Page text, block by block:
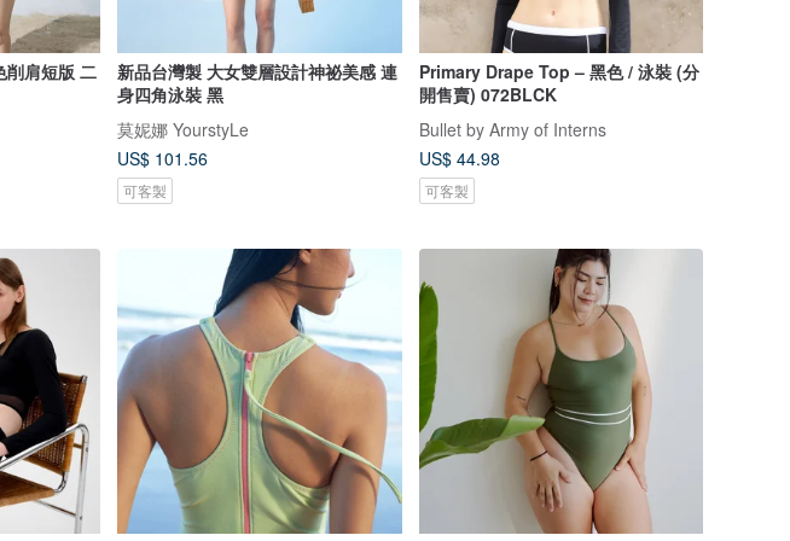
削肩短版 二
新品台灣製 大女雙層設計神祕美感 連
身四角泳裝 黑
莫妮娜 YourstyLe
US$ 101.56
可客製
Primary Drape Top – 黑色 / 泳裝 (分
開售賣) 072BLCK
Bullet by Army of Interns
US$ 44.98
可客製